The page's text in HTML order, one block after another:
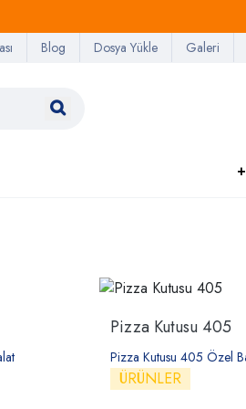
Blog Dosya Yükle Galeri
Pizza Kutusu 405
Pizza Kutusu 405 Özel
ÜRÜNLER